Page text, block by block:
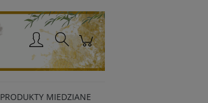
PRODUKTY MIEDZIANE